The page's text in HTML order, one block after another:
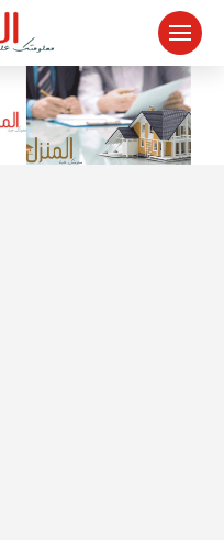
التجاوز
المحتوى